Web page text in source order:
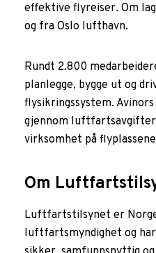
effektive flyreiser. Om
og fra Oslo lufthavn.
Rundt 2.800
planlegge, bygge ut og
flysikringssystem.
gjennom
virksomhet på
Om
Luftfartstilsynet er
luftfartsmyndighet og